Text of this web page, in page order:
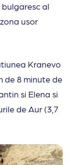
al
usor
Kranevo
de 8 minute de
si Elena si
de Aur (3,7